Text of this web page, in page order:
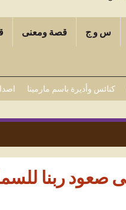
س و ج قصة ومعنى
كنائس وأديرة باسم مارمينا
صعود ربنا